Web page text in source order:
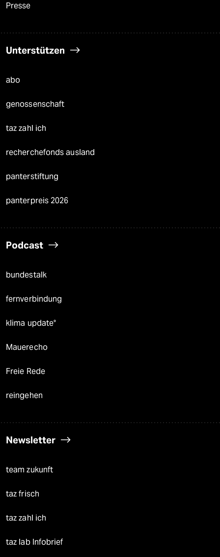
Presse
Unterstützen
abo
genossenschaft
taz zahl ich
recherchefonds ausland
panterstiftung
panterpreis 2026
Podcast
bundestalk
fernverbindung
klima update°
Mauerecho
Freie Rede
reingehen
Newsletter
team zukunft
taz frisch
taz zahl ich
taz lab Infobrief